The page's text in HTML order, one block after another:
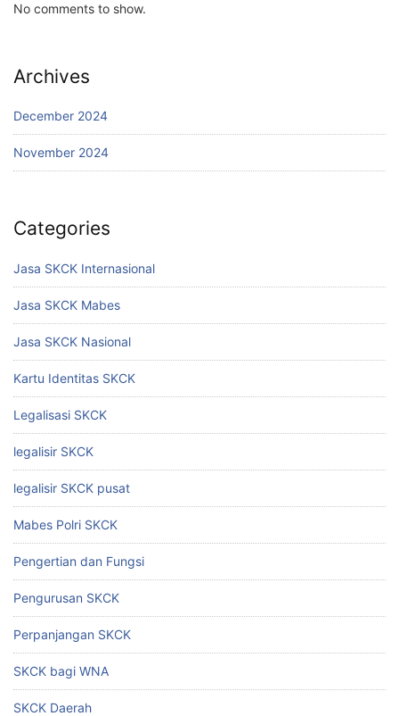
No comments to show.
Archives
December 2024
November 2024
Categories
Jasa SKCK Internasional
Jasa SKCK Mabes
Jasa SKCK Nasional
Kartu Identitas SKCK
Legalisasi SKCK
legalisir SKCK
legalisir SKCK pusat
Mabes Polri SKCK
Pengertian dan Fungsi
Pengurusan SKCK
Perpanjangan SKCK
SKCK bagi WNA
SKCK Daerah